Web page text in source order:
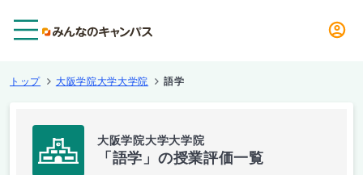
トップ 大阪学院大学大学院 語学
大阪学院大学大学院
「語学」の授業評価一覧